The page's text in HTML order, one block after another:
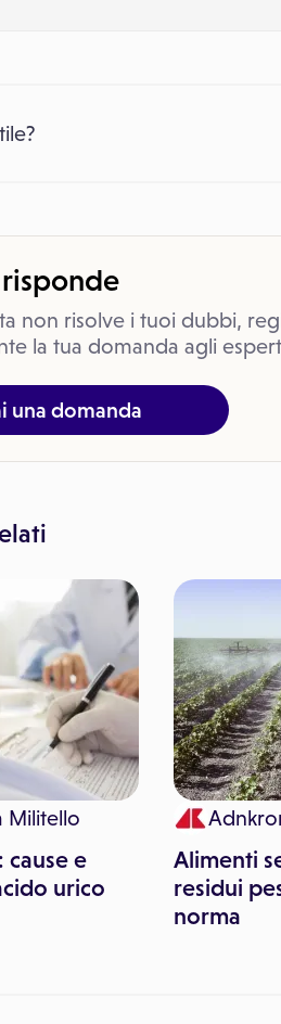
non risolve i tuoi dubbi,
la tua domanda agli
una domanda
Militello
cause e
urico
Alimenti
residui
norma